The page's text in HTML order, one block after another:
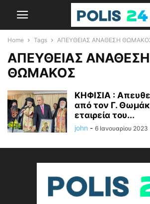
Home Tags ΑΠΕΥΘΕΙΑΣ ΑΝΑΘΕΣΗ
ΑΠΕΥΘΕΙΑΣ ΑΝΑΘΕΣΗ
ΘΩΜΑΚΟΣ
ΚΗΦΙΣΙΑ :
από τον Γ.
εταιρεία του...
john - 6 Ιανουαρίου 2023